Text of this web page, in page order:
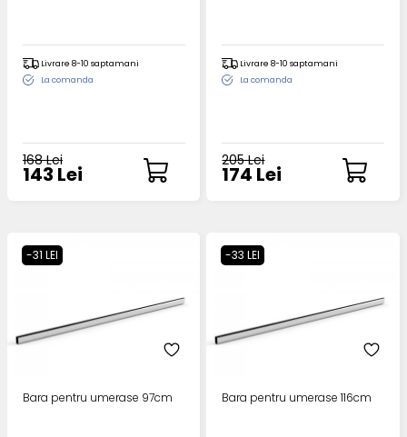
Livrare 8-10 saptamani
La comanda
168 Lei
143 Lei
Livrare 8-10 saptamani
La comanda
205 Lei
174 Lei
-31 LEI
Bara pentru umerase 97cm
-33 LEI
Bara pentru umerase 116cm